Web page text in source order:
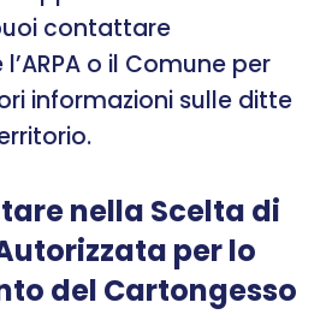
contattare
o il Comune per
informazioni sulle ditte
nella Scelta di
per lo
del Cartongesso